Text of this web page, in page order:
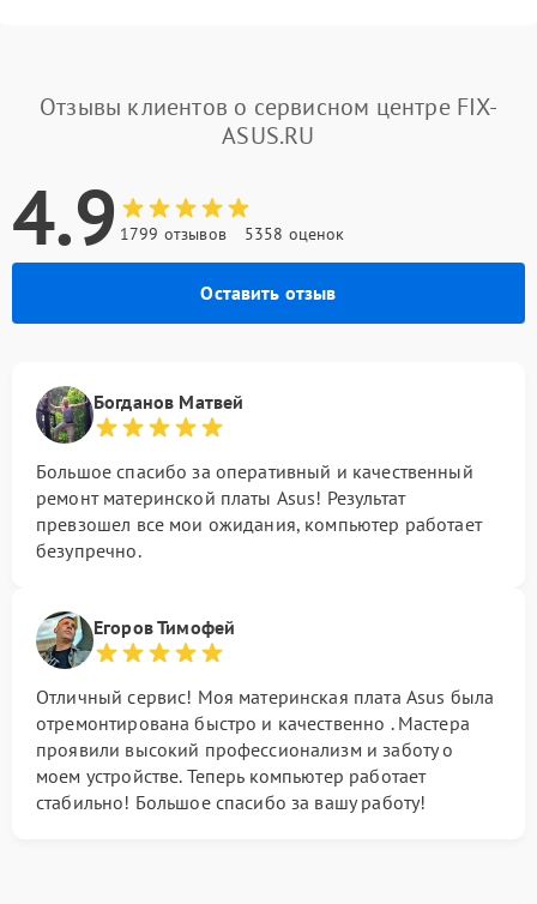
Отзывы клиентов о сервисном центре FIX-
ASUS.RU
4.9 1799 отзывов 5358 оценок
Оставить отзыв
Богданов Матвей
Большое спасибо за оперативный и качественный
ремонт материнской платы Asus! Результат
превзошел все мои ожидания, компьютер работает
безупречно.
Егоров Тимофей
Отличный сервис! Моя материнская плата Asus была
отремонтирована быстро и качественно . Мастера
проявили высокий профессионализм и заботу о
моем устройстве. Теперь компьютер работает
стабильно! Большое спасибо за вашу работу!